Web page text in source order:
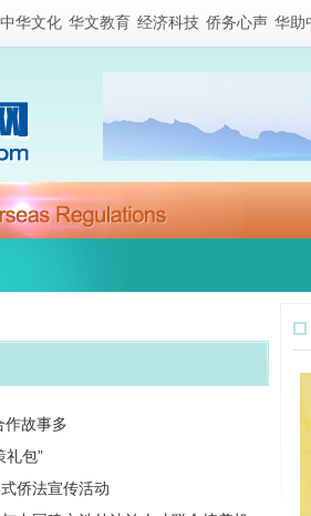
中华文化 华文教育 经济科技 侨务心声 华助
作故事多
礼包”
侨法宣传活动